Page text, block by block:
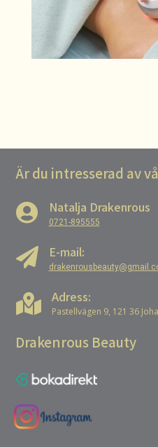
Är du intresserad av
 Natalja Drakenrous
0721-895555
 E-mail:
 Adress:
Pastellvägen 9, 121 36
Drakenrous Beauty